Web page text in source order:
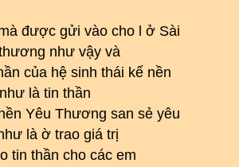
được gửi vào cho l ở Sài
như vậy và
của hệ sinh thái kế nền
là tin thần
Yêu Thương san sẻ yêu
là ờ trao giá trị
tin thần cho các em